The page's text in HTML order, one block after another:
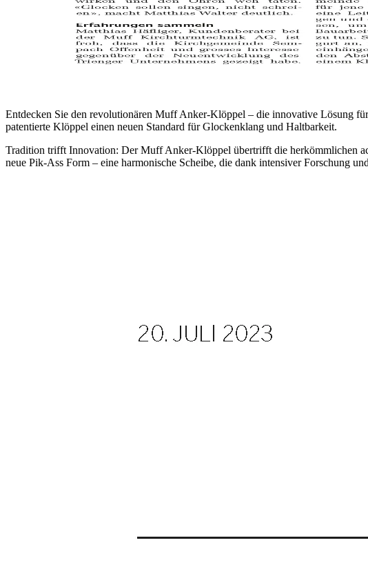
Entdecken Sie den revolutionären Muff Anker-Klöppel – die innovative Lösung
patentierte Klöppel einen neuen Standard für Glockenklang und Haltbarkeit.
Tradition trifft Innovation: Der Muff Anker-Klöppel übertrifft die herkömmlichen
neue Pik-Ass Form – eine harmonische Scheibe, die dank intensiver Forschung